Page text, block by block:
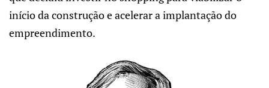
início da construção e acelerar a implantação do
empreendimento.